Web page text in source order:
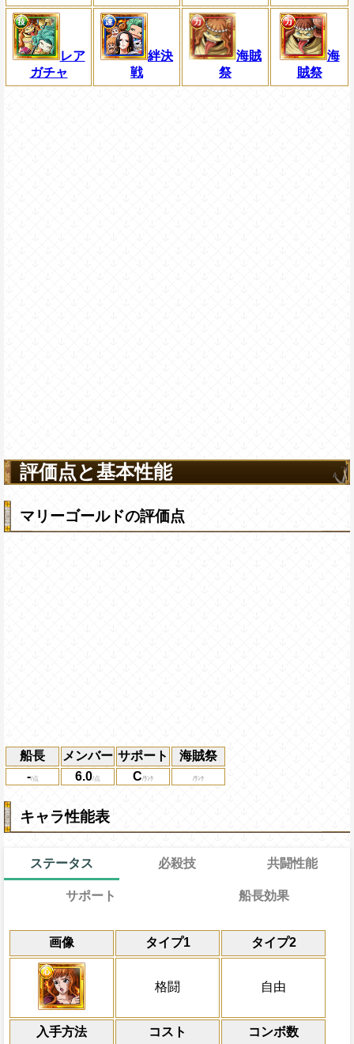
レア
ガチャ
絆決
戦
海賊
祭
海
賊祭
評価点と基本性能
マリーゴールドの評価点
船長 メンバー サポート
海賊祭
-
6.0 C
キャラ性能表
ステータス
画像 タイプ1 タイプ2
格闘 自由
入手方法 コスト コンボ数
必殺技
通常 21→13ターン
限界突破
通常時
1ターンの間格闘タイプキャラのスロッ
三位一体（次女）」を使用していれば
上限突破
共闘性能
共闘性能
船長効果
冒険開始時の必殺タ
キャラの攻撃を
にし、他の属性キャ
ターン数：8
サポート
効果
自分の基礎ステータスの4%をサポート対
ソニア ハンコック
船長効果
格闘タイプキャラの攻撃を1.75倍にする